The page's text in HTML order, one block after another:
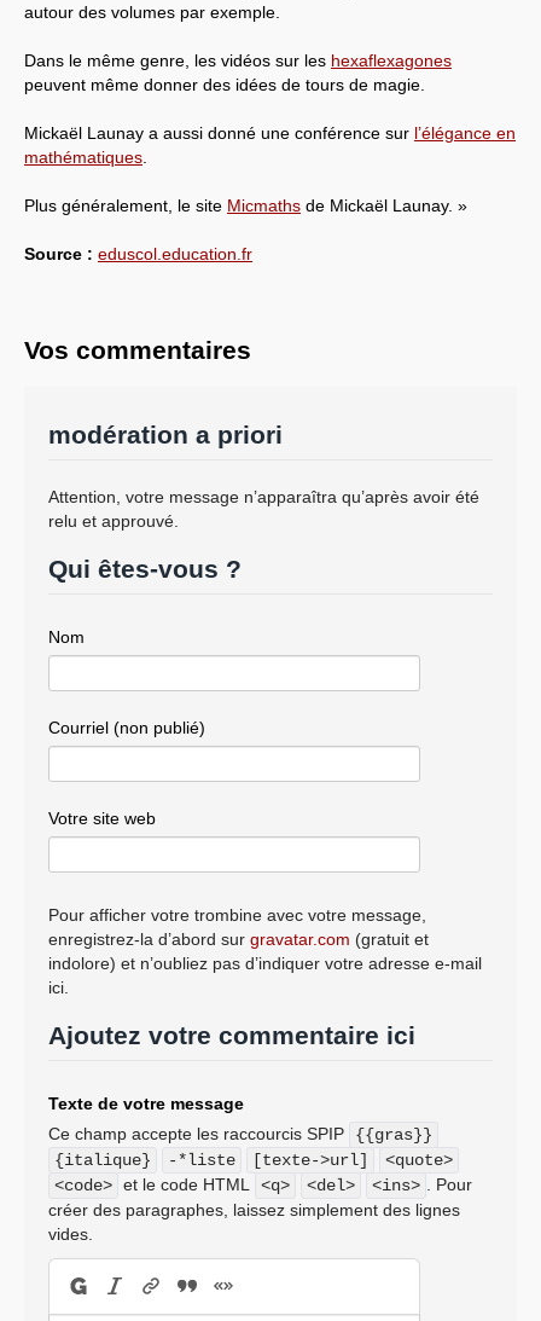
autour des volumes par exemple.
Dans le même genre, les vidéos sur les hexaflexagones
peuvent même donner des idées de tours de magie.
Mickaël Launay a aussi donné une conférence sur l’élégance en
mathématiques
Plus généralement, le site Micmaths de Mickaël Launay. »
Source : eduscol.education.fr
Vos commentaires
modération a priori
Attention, votre message n’apparaîtra qu’après avoir été
relu et approuvé.
Qui êtes-vous ?
Nom
Courriel (non publié)
Votre site web
Pour afficher votre trombine avec votre message,
enregistrez-la d’abord sur gravatar.com (gratuit et
indolore) et n’oubliez pas d’indiquer votre adresse e-mail
ici.
Ajoutez votre commentaire ici
Texte de votre message
Ce champ accepte les raccourcis SPIP
{{gras}}
{italique}
-*liste [texte->url]
<quote>
<code> et le code HTML <q> <del> <ins>
. Pour
créer des paragraphes, laissez simplement des lignes
vides.